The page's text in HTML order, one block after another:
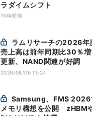
ラダイムシフト
15時間前
売上高は前年同期比30％
更新、NAND関連が好調
2026/08/06 11:24
メモリ構想を公開 zHBM